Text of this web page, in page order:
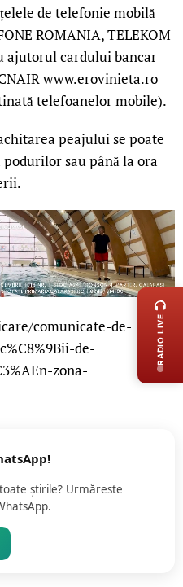
de telefonie mobilă
ROMANIA, TELEKOM
ajutorul cardului bancar
www.erovinieta.ro
telefoanelor mobile).
peajului se poate
sau până la ora
comunicate-de-
de-
zona-
știrile? Urmăreste
LIVE
RADIO LIVE